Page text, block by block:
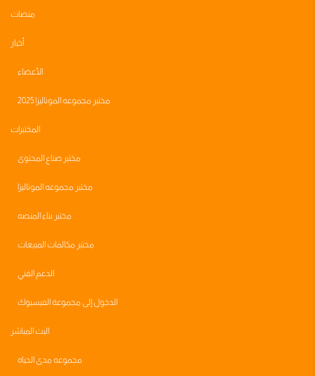
منصات
أخبار
الأعضاء
مختبر مجموعه الموناليزا 2025
المختبرات
مختبر صناع المحتوى
مختبر مجموعه الموناليزا
مختبر بناء المنصه
مختبر مكالمات المبيعات
الدعم الفني
الدخول إلى مجموعة الفيسبوك
البث المباشر
مجموعه مدى الحياه